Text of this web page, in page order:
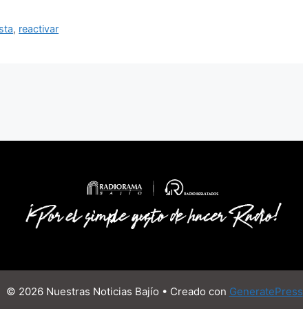
, reactivar
© 2026 Nuestras Noticias Bajío • Creado con GeneratePress